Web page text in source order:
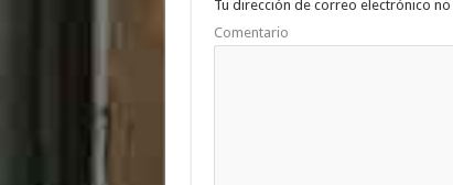
o
k
p ti
r
Tu dirección de correo electrónico
Comentario